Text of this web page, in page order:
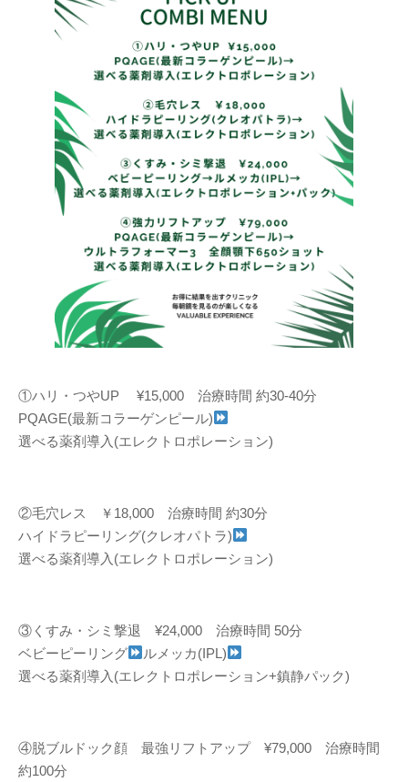
①ハリ・つやUP ¥15,000 治療時間 約30-40分
PQAGE(最新コラーゲンピール)
選べる薬剤導入(エレクトロポレーション)
②毛穴レス ￥18,000 治療時間 約30分
ハイドラピーリング(クレオパトラ)
選べる薬剤導入(エレクトロポレーション)
③くすみ・シミ撃退 ¥24,000 治療時間 50分
ベビーピーリング
ルメッカ(IPL)
選べる薬剤導入(エレクトロポレーション+鎮静パック)
④脱ブルドック顔 最強リフトアップ ¥79,000 治療時間
約100分